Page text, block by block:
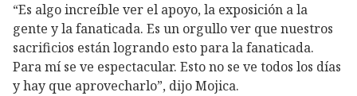
“Es algo increíble ver el apoyo, la exposición a la
gente y la fanaticada. Es un orgullo ver que nuestros
sacrificios están logrando esto para la fanaticada.
Para mí se ve espectacular. Esto no se ve todos los días
y hay que aprovecharlo”, dijo Mojica.